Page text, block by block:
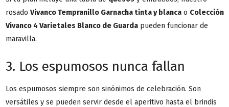
rosado Vivanco Tempranillo Garnacha tinta y blanca o Colección
Vivanco 4 Varietales Blanco de Guarda pueden funcionar de
maravilla.
3. Los espumosos nunca fallan
Los espumosos siempre son sinónimos de celebración. Son
versátiles y se pueden servir desde el aperitivo hasta el brindis